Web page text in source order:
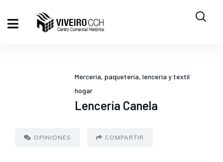
Mercería, paquetería, lencería y textil
hogar
Lencería Canela
OPINIONES COMPARTIR